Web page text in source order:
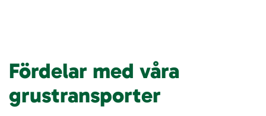
Fördelar med våra
grustransporter